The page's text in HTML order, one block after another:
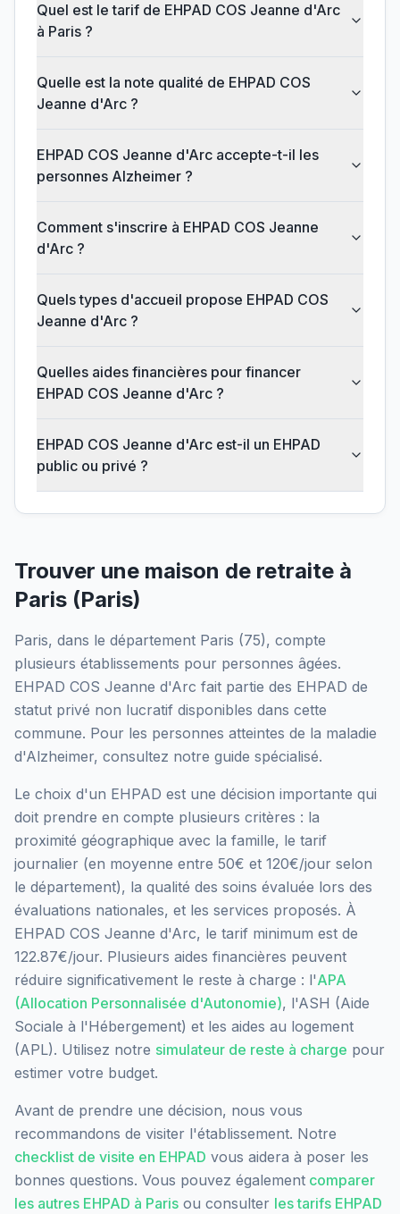
Quel est le tarif de EHPAD COS Jeanne d'Arc
à Paris ?
Quelle est la note qualité de EHPAD COS
Jeanne d'Arc ?
EHPAD COS Jeanne d'Arc accepte-t-il les
personnes Alzheimer ?
Comment s'inscrire à EHPAD COS Jeanne
d'Arc ?
Quels types d'accueil propose EHPAD COS
Jeanne d'Arc ?
Quelles aides financières pour financer
EHPAD COS Jeanne d'Arc ?
EHPAD COS Jeanne d'Arc est-il un EHPAD
public ou privé ?
Trouver une maison de retraite à
Paris (Paris)
Paris, dans le département Paris (75), compte
plusieurs établissements pour personnes âgées.
EHPAD COS Jeanne d'Arc fait partie des EHPAD de
statut privé non lucratif disponibles dans cette
commune. Pour les personnes atteintes de la maladie
d'Alzheimer, consultez notre guide spécialisé.
Le choix d'un EHPAD est une décision importante qui
doit prendre en compte plusieurs critères : la
proximité géographique avec la famille, le tarif
journalier (en moyenne entre 50€ et 120€/jour selon
le département), la qualité des soins évaluée lors des
évaluations nationales, et les services proposés. À
EHPAD COS Jeanne d'Arc, le tarif minimum est de
122.87€/jour. Plusieurs aides financières peuvent
réduire significativement le reste à charge : l'APA
(Allocation Personnalisée d'Autonomie), l'ASH (Aide
Sociale à l'Hébergement) et les aides au logement
(APL). Utilisez notre simulateur de reste à charge pour
estimer votre budget.
Avant de prendre une décision, nous vous
recommandons de visiter l'établissement. Notre
checklist de visite en EHPAD vous aidera à poser les
bonnes questions. Vous pouvez également comparer
les autres EHPAD à Paris ou consulter les tarifs EHPAD